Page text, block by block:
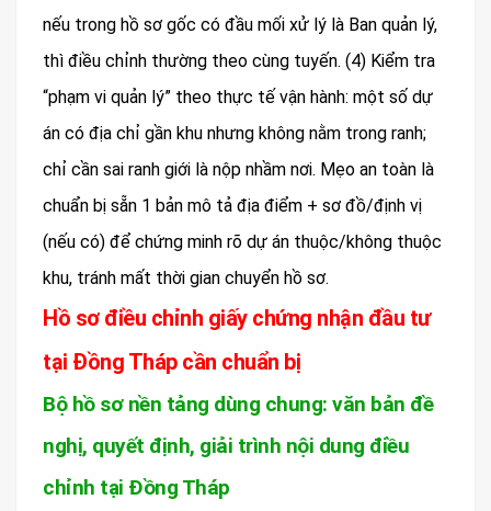
nếu trong hồ sơ gốc có đầu mối xử lý là Ban quản lý,
thì điều chỉnh thường theo cùng tuyến. (4) Kiểm tra
“phạm vi quản lý” theo thực tế vận hành: một số dự
án có địa chỉ gần khu nhưng không nằm trong ranh;
chỉ cần sai ranh giới là nộp nhầm nơi. Mẹo an toàn là
chuẩn bị sẵn 1 bản mô tả địa điểm + sơ đồ/định vị
(nếu có) để chứng minh rõ dự án thuộc/không thuộc
khu, tránh mất thời gian chuyển hồ sơ.
Hồ sơ điều chỉnh giấy chứng nhận đầu tư
tại Đồng Tháp cần chuẩn bị
Bộ hồ sơ nền tảng dùng chung: văn bản đề
nghị, quyết định, giải trình nội dung điều
chỉnh tại Đồng Tháp